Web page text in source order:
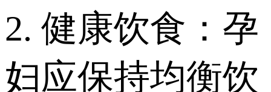
2. 健康饮食：孕
妇应保持均衡饮